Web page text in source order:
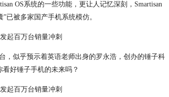
OS系统的一些功能，更让人记忆深刻，Smartisan
已被多家国产手机系统模仿。
，似乎预示着英语老师出身的罗永浩，创办的锤子科
好锤子手机的未来吗？